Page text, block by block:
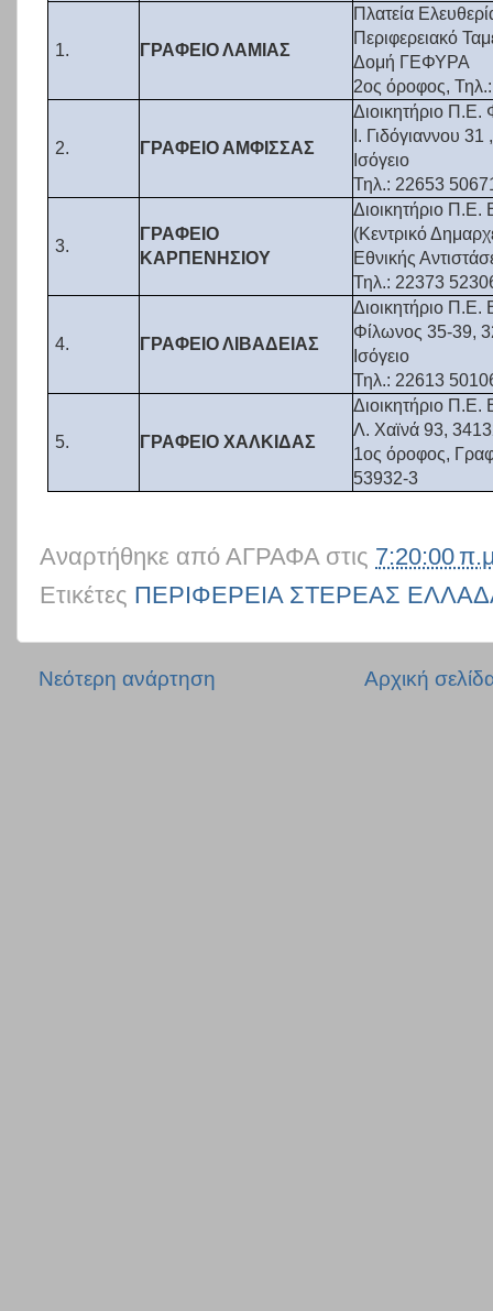
1. ΓΡΑΦΕΙΟ ΛΑΜΙΑΣ
Πλατεία
Περιφερειακό
Δομή ΓΕΦΥΡΑ
2ος όροφος,
2. ΓΡΑΦΕΙΟ ΑΜΦΙΣΣΑΣ
Διοικητήριο Π.Ε.
Ι. Γιδόγιαννου
Ισόγειο
Τηλ.: 22653
3.
ΓΡΑΦΕΙΟ
ΚΑΡΠΕΝΗΣΙΟΥ
Διοικητήριο Π.Ε.
(Κεντρικό
Εθνικής
Τηλ.: 22373
4. ΓΡΑΦΕΙΟ ΛΙΒΑΔΕΙΑΣ
Διοικητήριο Π.Ε.
Φίλωνος 35-39,
Ισόγειο
Τηλ.: 22613
5. ΓΡΑΦΕΙΟ ΧΑΛΚΙΔΑΣ
Διοικητήριο Π.Ε.
Λ. Χαϊνά 93,
1ος όροφος,
53932-3
Αναρτήθηκε από ΑΓΡΑΦΑ στις 7:20:00
Ετικέτες ΠΕΡΙΦΕΡΕΙΑ ΣΤΕΡΕΑΣ
Νεότερη ανάρτηση Αρχική